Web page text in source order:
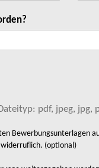
pdf, jpeg, jpg,
Bewerbungsunterlagen
(optional)